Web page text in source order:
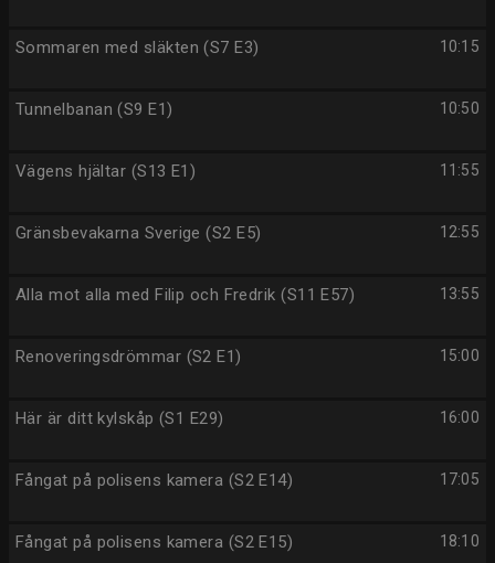
10:15
Sommaren med släkten (S7 E3)
10:50
Tunnelbanan (S9 E1)
11:55
Vägens hjältar (S13 E1)
12:55
Gränsbevakarna Sverige (S2 E5)
13:55
Alla mot alla med Filip och Fredrik (S11 E57)
15:00
Renoveringsdrömmar (S2 E1)
16:00
Här är ditt kylskåp (S1 E29)
17:05
Fångat på polisens kamera (S2 E14)
18:10
Fångat på polisens kamera (S2 E15)